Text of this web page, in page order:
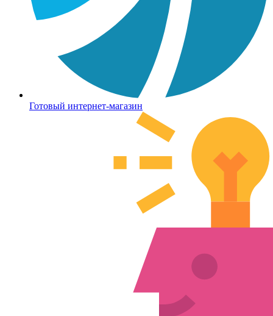
Готовый интернет-магазин